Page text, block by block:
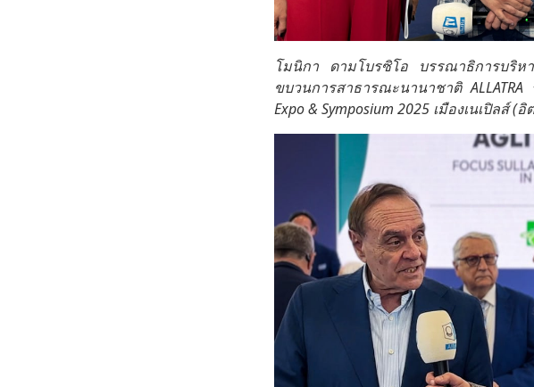
โมนิกา ดามโบรซิโอ บรรณาธิการบริห
ขบวนการสาธารณะนานาชาติ
Expo & Symposium 2025 เมืองเนเปิลส์ (อิ